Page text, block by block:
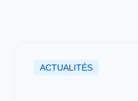
ACTUALITÉS